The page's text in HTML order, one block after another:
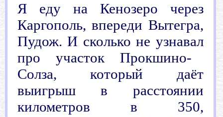
Я еду на Кенозеро через
Каргополь, впереди Вытегра,
Пудож. И сколько не узнавал
про участок Прокшино-
Солза, который даёт
выигрыш в расстоянии
километров в 350,